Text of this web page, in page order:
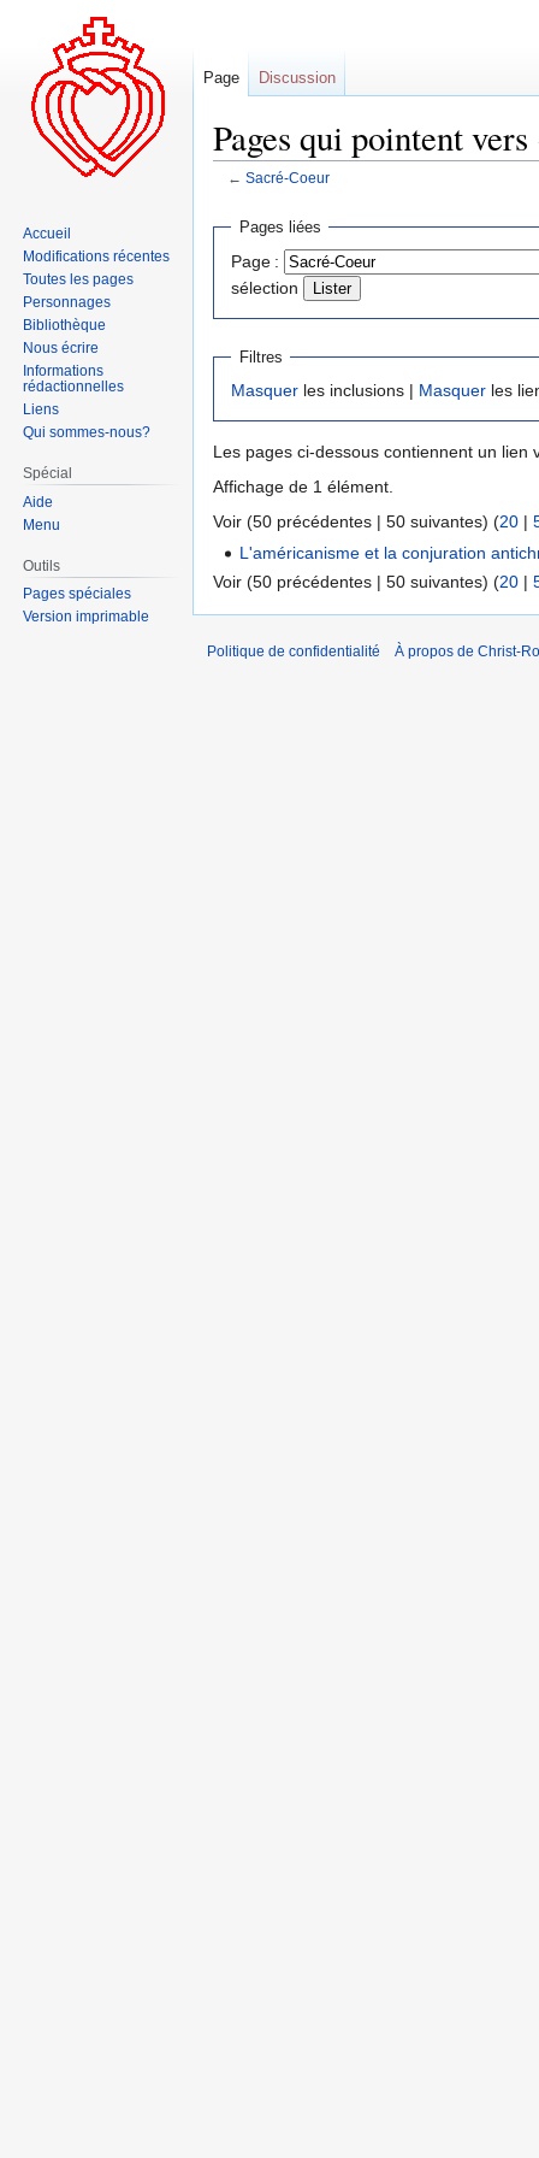
Pages qui pointent
← Sacré-Coeur
Aller
navigation
Aller
recherche
Pages liées
Page :
sélection
Filtres
Masquer les inclusions | Masquer les
Les pages ci-dessous contiennent un lien
Affichage de 1 élément.
Voir (50 précédentes | 50 suivantes) (20 |
L'américanisme et la conjuration
Voir (50 précédentes | 50 suivantes) (20 |
Page Discussion
Accueil
Modifications récentes
Toutes les pages
Personnages
Bibliothèque
Nous écrire
Informations
rédactionnelles
Liens
Qui sommes-nous?
Spécial
Aide
Menu
Outils
Pages spéciales
Version imprimable
Politique de confidentialité À propos de Christ-